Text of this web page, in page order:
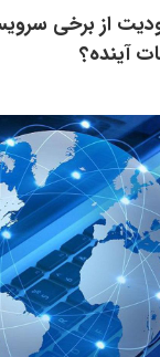
از برخی
آینده؟